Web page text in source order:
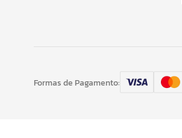
Formas de Pagamento: